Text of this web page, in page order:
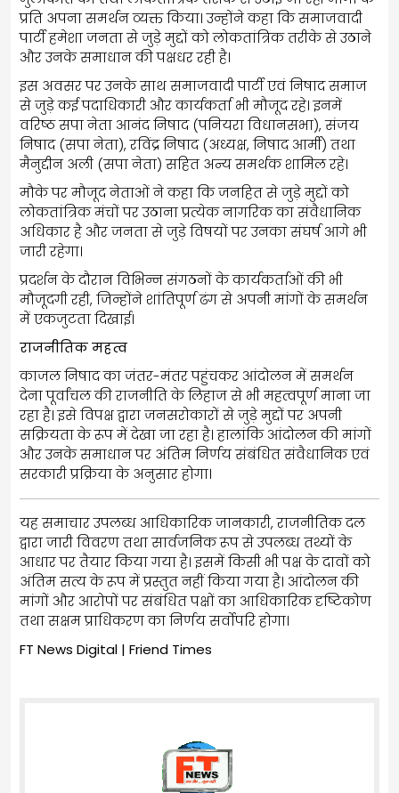
प्रति अपना समर्थन व्यक्त किया। उन्होंने कहा कि समाजवादी
पार्टी हमेशा जनता से जुड़े मुद्दों को लोकतांत्रिक तरीके से उठाने
और उनके समाधान की पक्षधर रही है।
इस अवसर पर उनके साथ समाजवादी पार्टी एवं निषाद समाज
से जुड़े कई पदाधिकारी और कार्यकर्ता भी मौजूद रहे। इनमें
वरिष्ठ सपा नेता आनंद निषाद (पनियरा विधानसभा), संजय
निषाद (सपा नेता), रविंद्र निषाद (अध्यक्ष, निषाद आर्मी) तथा
मैनुद्दीन अली (सपा नेता) सहित अन्य समर्थक शामिल रहे।
मौके पर मौजूद नेताओं ने कहा कि जनहित से जुड़े मुद्दों को
लोकतांत्रिक मंचों पर उठाना प्रत्येक नागरिक का संवैधानिक
अधिकार है और जनता से जुड़े विषयों पर उनका संघर्ष आगे भी
जारी रहेगा।
प्रदर्शन के दौरान विभिन्न संगठनों के कार्यकर्ताओं की भी
मौजूदगी रही, जिन्होंने शांतिपूर्ण ढंग से अपनी मांगों के समर्थन
में एकजुटता दिखाई।
राजनीतिक महत्व
काजल निषाद का जंतर-मंतर पहुंचकर आंदोलन में समर्थन
देना पूर्वांचल की राजनीति के लिहाज से भी महत्वपूर्ण माना जा
रहा है। इसे विपक्ष द्वारा जनसरोकारों से जुड़े मुद्दों पर अपनी
सक्रियता के रूप में देखा जा रहा है। हालांकि आंदोलन की मांगों
और उनके समाधान पर अंतिम निर्णय संबंधित संवैधानिक एवं
सरकारी प्रक्रिया के अनुसार होगा।
यह समाचार उपलब्ध आधिकारिक जानकारी, राजनीतिक दल
द्वारा जारी विवरण तथा सार्वजनिक रूप से उपलब्ध तथ्यों के
आधार पर तैयार किया गया है। इसमें किसी भी पक्ष के दावों को
अंतिम सत्य के रूप में प्रस्तुत नहीं किया गया है। आंदोलन की
मांगों और आरोपों पर संबंधित पक्षों का आधिकारिक दृष्टिकोण
तथा सक्षम प्राधिकरण का निर्णय सर्वोपरि होगा।
FT News Digital | Friend Times